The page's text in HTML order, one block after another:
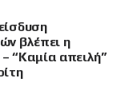
βλέπει η
“Καμία απειλή”